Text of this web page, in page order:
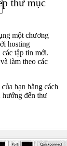
thư mục
một chương
hosting
tập tin mới.
làm theo các
bạn bằng cách
hướng đến thư